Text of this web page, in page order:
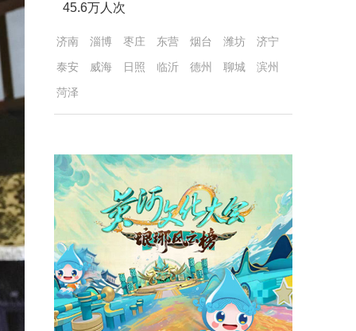
45.6万人次
济南 淄博 枣庄 东营 烟台 潍坊
济宁
泰安
威海 日照 临沂 德州 聊城
滨州
菏泽